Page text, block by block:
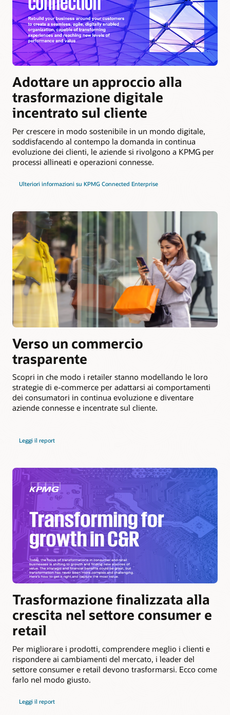
Adottare un approccio alla
trasformazione digitale
incentrato sul cliente
Per crescere in modo sostenibile in un mondo digitale,
soddisfacendo al contempo la domanda in continua
evoluzione dei clienti, le aziende si rivolgono a KPMG per
processi allineati e operazioni connesse.
Ulteriori informazioni su KPMG Connected Enterprise
Verso un commercio
trasparente
Scopri in che modo i retailer stanno modellando le loro
strategie di e-commerce per adattarsi ai comportamenti
dei consumatori in continua evoluzione e diventare
aziende connesse e incentrate sul cliente.
Leggi il report
Trasformazione finalizzata alla
crescita nel settore consumer e
retail
Per migliorare i prodotti, comprendere meglio i clienti e
rispondere ai cambiamenti del mercato, i leader del
settore consumer e retail devono trasformarsi. Ecco come
farlo nel modo giusto.
Leggi il report